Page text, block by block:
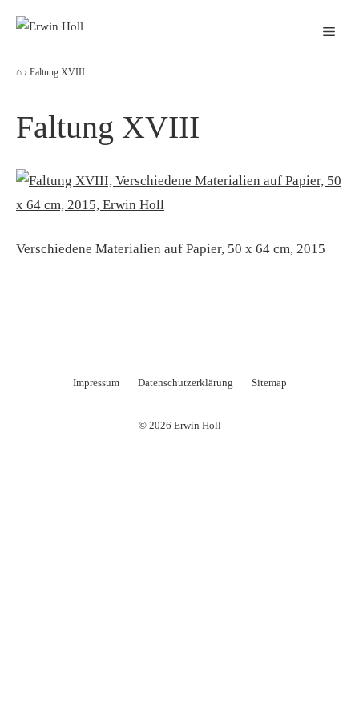
Inhalt
⌂ › Faltung XVIII
Faltung XVIII
Verschiedene Materialien auf Papier, 50 x 64 cm, 2015
Impressum Datenschutzerklärung Sitemap
© 2026 Erwin Holl